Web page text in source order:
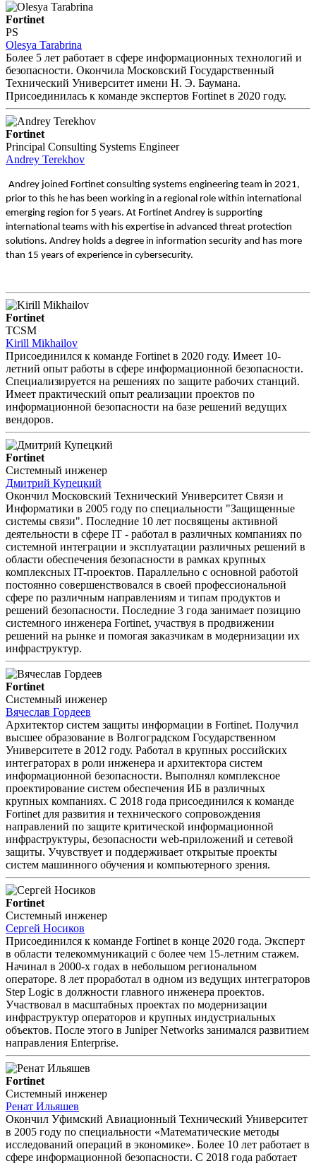
Fortinet
PS
Olesya Tarabrina
Более 5 лет работает в сфере информационных технологий и
безопасности. Окончила Московский Государственный
Технический Университет имени Н. Э. Баумана.
Присоединилась к команде экспертов Fortinet в 2020 году.
Fortinet
Principal Consulting Systems Engineer
Andrey Terekhov
Andrey joined Fortinet consulting systems engineering team in 2021,
prior to this he has been working in a regional role within international
emerging region for 5 years. At Fortinet Andrey is supporting
international teams with his expertise in advanced threat protection
solutions. Andrey holds a degree in information security and has more
than 15 years of experience in cybersecurity.
Fortinet
TCSM
Kirill Mikhailov
Присоединился к команде Fortinet в 2020 году. Имеет 10-
летний опыт работы в сфере информационной безопасности.
Специализируется на решениях по защите рабочих станций.
Имеет практический опыт реализации проектов по
информационной безопасности на базе решений ведущих
вендоров.
Fortinet
Системный инженер
Дмитрий Купецкий
Окончил Московский Технический Университет Связи и
Информатики в 2005 году по специальности "Защищенные
системы связи". Последние 10 лет посвящены активной
деятельности в сфере IT - работал в различных компаниях по
системной интеграции и эксплуатации различных решений в
области обеспечения безопасности в рамках крупных
комплексных IT-проектов. Параллельно с основной работой
постоянно совершенствовался в своей профессиональной
сфере по различным направлениям и типам продуктов и
решений безопасности. Последние 3 года занимает позицию
системного инженера Fortinet, участвуя в продвижении
решений на рынке и помогая заказчикам в модернизации их
инфраструктур.
Fortinet
Системный инженер
Вячеслав Гордеев
Архитектор систем защиты информации в Fortinet. Получил
высшее образование в Волгоградском Государственном
Университете в 2012 году. Работал в крупных российских
интеграторах в роли инженера и архитектора систем
информационной безопасности. Выполнял комплексное
проектирование систем обеспечения ИБ в различных
крупных компаниях. С 2018 года присоединился к команде
Fortinet для развития и технического сопровождения
направлений по защите критической информационной
инфраструктуры, безопасности web-приложений и сетевой
защиты. Учувствует и поддерживает открытые проекты
систем машинного обучения и компьютерного зрения.
Fortinet
Системный инженер
Сергей Носиков
Присоединился к команде Fortinet в конце 2020 года. Эксперт
в области телекоммуникаций с более чем 15-летним стажем.
Начинал в 2000-х годах в небольшом региональном
операторе. 8 лет проработал в одном из ведущих интеграторов
Step Logic в должности главного инженера проектов.
Участвовал в масштабных проектах по модернизации
инфраструктур операторов и крупных индустриальных
объектов. После этого в Juniper Networks занимался развитием
направления Enterprise.
Fortinet
Системный инженер
Ренат Ильяшев
Окончил Уфимский Авиационный Технический Университет
в 2005 году по специальности «Математические методы
исследований операций в экономике». Более 10 лет работает в
сфере информационной безопасности. С 2018 года работает